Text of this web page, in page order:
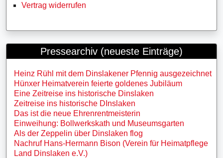
Vertrag widerrufen
Pressearchiv (neueste Einträge)
Heinz Rühl mit dem Dinslakener Pfennig ausgezeichnet
Hünxer Heimatverein feierte goldenes Jubiläum
Eine Zeitreise ins historische Dinslaken
Zeitreise ins historische DInslaken
Das ist die neue Ehrenrentmeisterin
Einweihung: Bollwerkskath und Museumsgarten
Als der Zeppelin über Dinslaken flog
Nachruf Hans-Hermann Bison (Verein für Heimatpflege
Land Dinslaken e.V.)